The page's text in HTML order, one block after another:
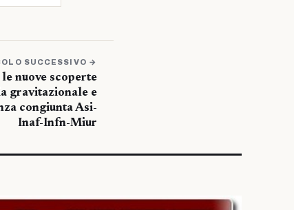
SUCCESSIVO →
nuove scoperte
gravitazionale e
congiunta Asi-
Inaf-Infn-Miur